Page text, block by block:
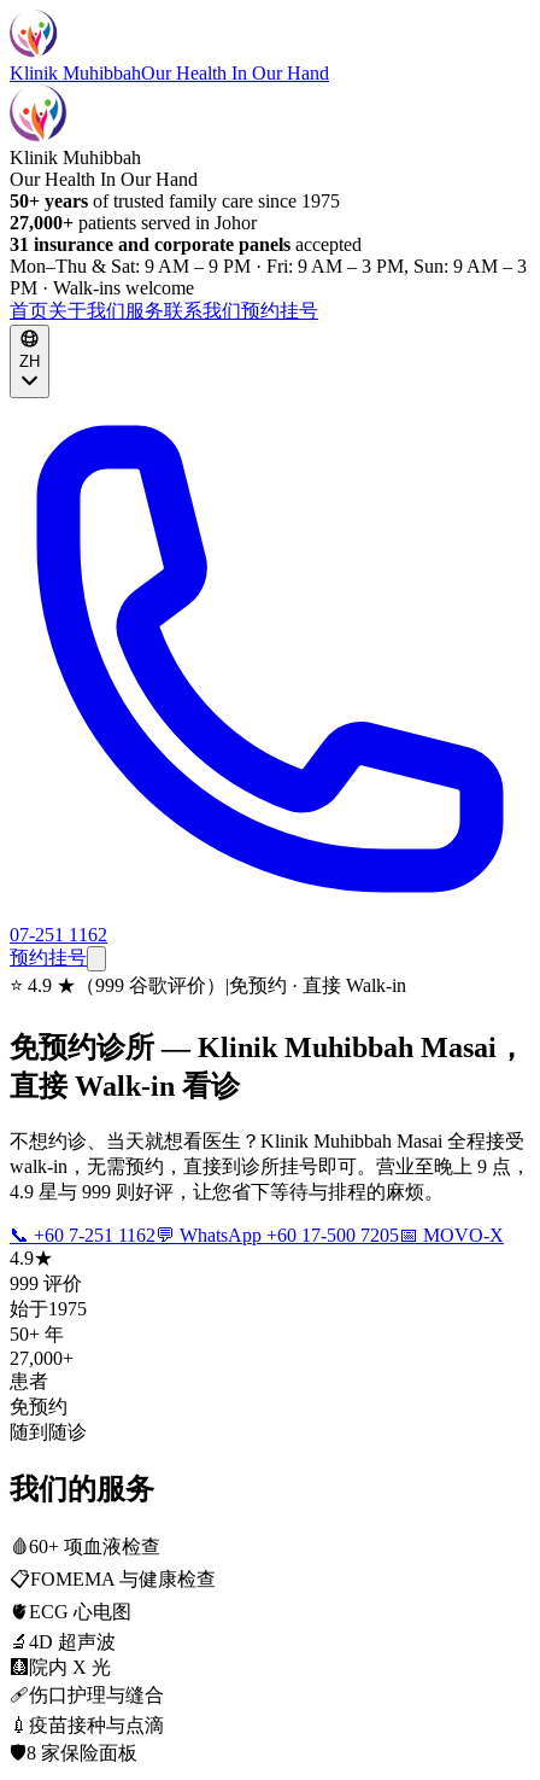
Klinik MuhibbahOur Health In Our Hand
Klinik Muhibbah
Our Health In Our Hand
50+ years of trusted family care since 1975
27,000+ patients served in Johor
31 insurance and corporate panels accepted
Mon–Thu & Sat: 9 AM – 9 PM · Fri: 9 AM – 3 PM, Sun: 9 AM – 3
PM · Walk-ins welcome
首页关于我们服务联系我们预约挂号
ZH
07-251 1162
预约挂号
⭐ 4.9 ★（999 谷歌评价） |免预约 · 直接 Walk-in
免预约诊所 — Klinik Muhibbah Masai，
直接 Walk-in 看诊
不想约诊、当天就想看医生？Klinik Muhibbah Masai 全程接受
walk-in，无需预约，直接到诊所挂号即可。营业至晚上 9 点，
4.9 星与 999 则好评，让您省下等待与排程的麻烦。
📞 +60 7-251 1162💬 WhatsApp +60 17-500 7205📅 MOVO-X
4.9★
999 评价
始于1975
50+ 年
27,000+
患者
免预约
随到随诊
我们的服务
🩸60+ 项血液检查
📋FOMEMA 与健康检查
🫀ECG 心电图
🔬 4D 超声波
🩻 院内 X 光
🩹伤口护理与缝合
💉 疫苗接种与点滴
🛡️8 家保险面板